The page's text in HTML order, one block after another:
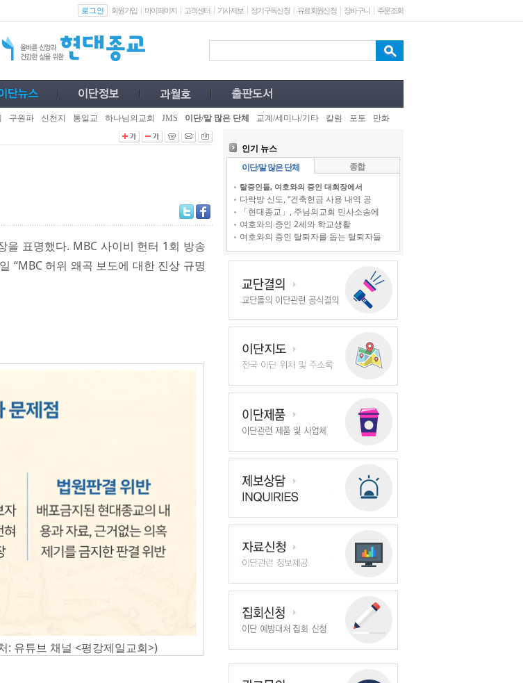
로그인 회원가입 마이페이지 고객센터 기사제보 정기구독신청 유료회원신청 장바구니 주문조회
구원파 신천지 통일교 하나님의교회 JMS 이단/말 많은 단체 교계/세미나/기타 칼럼 포토 만화
을 표명했다. MBC 사이비 헌터 1회 방송
“MBC 허위 왜곡 보도에 대한 진상 규명
: 유튜브 채널 <평강제일교회>)
인기 뉴스
이단/말 많은 단체
종합
탈증인들, 여호와의 증인 대회장에서
다락방 신도, “건축헌금 사용 내역 공
「현대종교」, 주님의교회 민사소송에
여호와의 증인 2세와 학교생활
여호와의 증인 탈퇴자를 돕는 탈퇴자들